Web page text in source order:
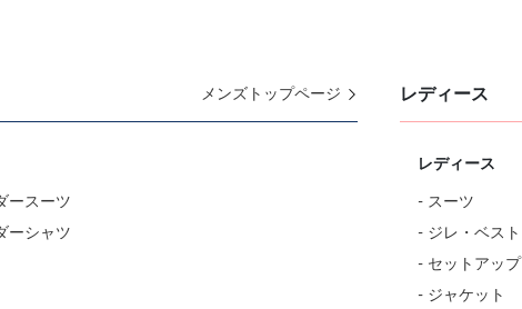
メンズトップページ
ースーツ
ーシャツ
レディース
レディース
- スーツ
- ジレ・ベスト
- セットアップ
- ジャケット